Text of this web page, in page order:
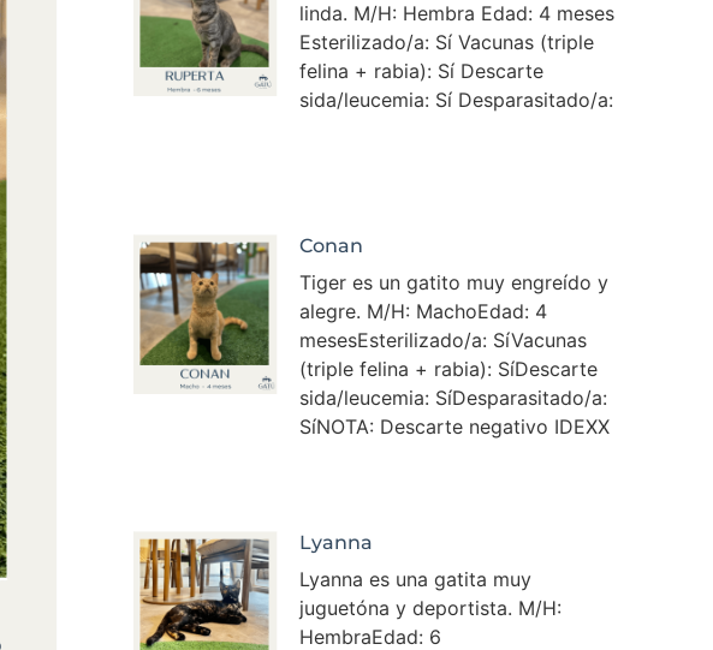
linda. M/H: Hembra Edad: 4 meses
Esterilizado/a: Sí Vacunas (triple
felina + rabia): Sí Descarte
sida/leucemia: Sí Desparasitado/a:
Conan
Tiger es un gatito muy engreído y
alegre. M/H: MachoEdad: 4
mesesEsterilizado/a: SíVacunas
(triple felina + rabia): SíDescarte
sida/leucemia: SíDesparasitado/a:
SíNOTA: Descarte negativo IDEXX
Lyanna
Lyanna es una gatita muy
juguetóna y deportista. M/H:
HembraEdad: 6